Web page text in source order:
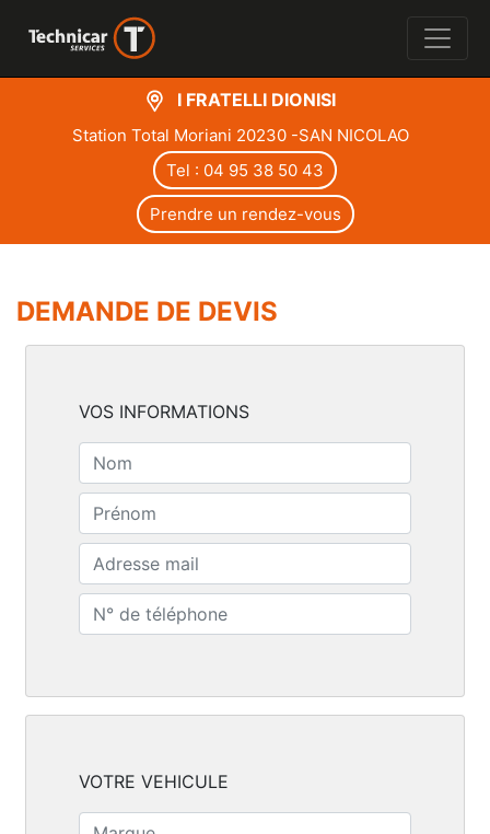
I FRATELLI DIONISI
Station Total Moriani 20230 -SAN NICOLAO
Tel : 04 95 38 50 43
Prendre un rendez-vous
DEMANDE DE DEVIS
VOS INFORMATIONS
VOTRE VEHICULE